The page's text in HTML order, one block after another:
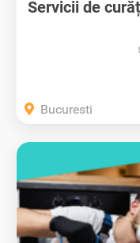
Servicii de
Bucuresti